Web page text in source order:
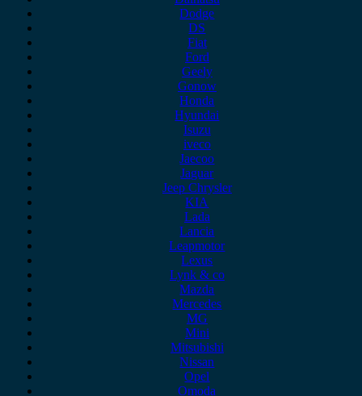
Dodge
DS
Fiat
Ford
Geely
Gonow
Honda
Hyundai
Isuzu
iveco
Jaecoo
Jaguar
Jeep Chrysler
KIA
Lada
Lancia
Leapmotor
Lexus
Lynk & co
Mazda
Mercedes
MG
Mini
Mitsubishi
Nissan
Opel
Omoda